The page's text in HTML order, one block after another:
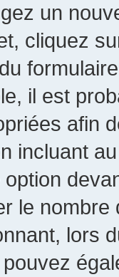
un
cliquez
il est
afin
incluant
le nombre
lors